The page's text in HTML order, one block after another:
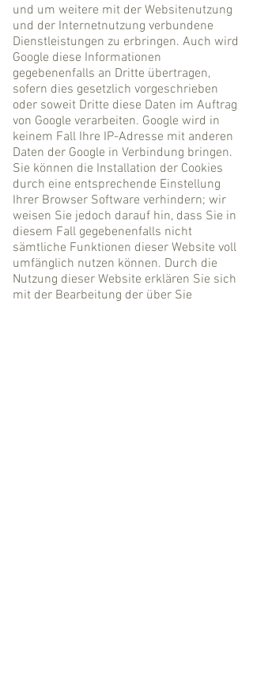
und um weitere mit der Websitenutzung
und der Internetnutzung verbundene
Dienstleistungen zu erbringen. Auch wird
Google diese Informationen
gegebenenfalls an Dritte übertragen,
sofern dies gesetzlich vorgeschrieben
oder soweit Dritte diese Daten im Auftrag
von Google verarbeiten. Google wird in
keinem Fall Ihre IP-Adresse mit anderen
Daten der Google in Verbindung bringen.
Sie können die Installation der Cookies
durch eine entsprechende Einstellung
Ihrer Browser Software verhindern; wir
weisen Sie jedoch darauf hin, dass Sie in
diesem Fall gegebenenfalls nicht
sämtliche Funktionen dieser Website voll
umfänglich nutzen können. Durch die
Nutzung dieser Website erklären Sie sich
mit der Bearbeitung der über Sie